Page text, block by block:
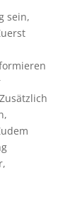
sein,